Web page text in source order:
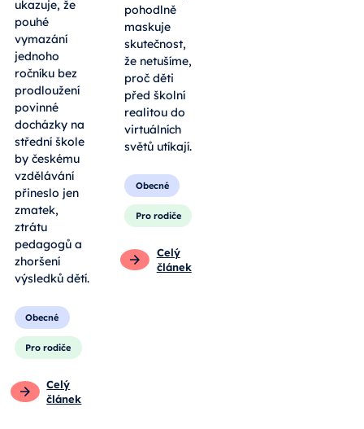
ukazuje, že
pouhé
vymazání
jednoho
ročníku bez
prodloužení
povinné
docházky na
střední škole
by českému
vzdělávání
přineslo jen
zmatek,
ztrátu
pedagogů a
zhoršení
výsledků dětí.
Obecné
Pro rodiče
Celý
článek
pohodlně
maskuje
skutečnost,
že netušíme,
proč děti
před školní
realitou do
virtuálních
světů utíkají.
Obecné
Pro rodiče
Celý
článek